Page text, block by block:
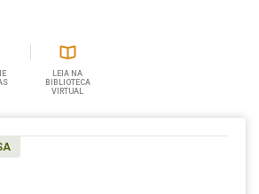
LEIA NA
BIBLIOTECA
VIRTUAL